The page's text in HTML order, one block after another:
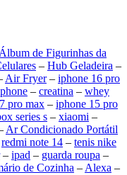
Álbum de Figurinhas da
– Hub Geladeira –
Air Fryer– iphone 16 pro
– creatina – whey
pro max – iphone 15 pro
series s – xiaomi –
Ar Condicionado Portátil
redmi note 14 – tenis nike
– ipad – guarda roupa –
de Cozinha – Alexa –